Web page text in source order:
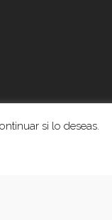
si lo deseas.